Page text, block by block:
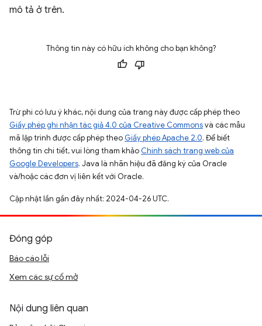
mô tả ở trên.
Thông tin này có hữu ích không cho bạn không?
Trừ phi có lưu ý khác, nội dung của trang này được cấp phép theo
Giấy phép ghi nhận tác giả 4.0 của Creative Commonsvà các mẫu
mã lập trình được cấp phép theo Giấy phép Apache 2.0. Để biết
thông tin chi tiết, vui lòng tham khảo Chính sách trang web của
Google Developers. Java là nhãn hiệu đã đăng ký của Oracle
và/hoặc các đơn vị liên kết với Oracle.
Cập nhật lần gần đây nhất: 2024-04-26 UTC.
Đóng góp
Báo cáo lỗi
Xem các sự cố mở
Nội dung liên quan